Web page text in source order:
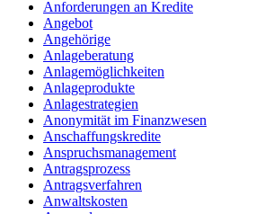
Anforderungen an Kredite
Angebot
Angehörige
Anlageberatung
Anlagemöglichkeiten
Anlageprodukte
Anlagestrategien
Anonymität im Finanzwesen
Anschaffungskredite
Anspruchsmanagement
Antragsprozess
Antragsverfahren
Anwaltskosten